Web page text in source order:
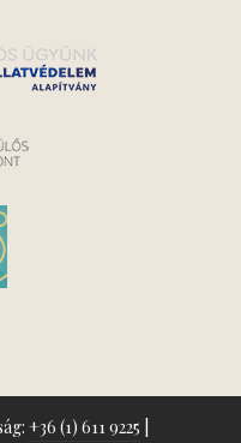
+36 (1) 611 9225